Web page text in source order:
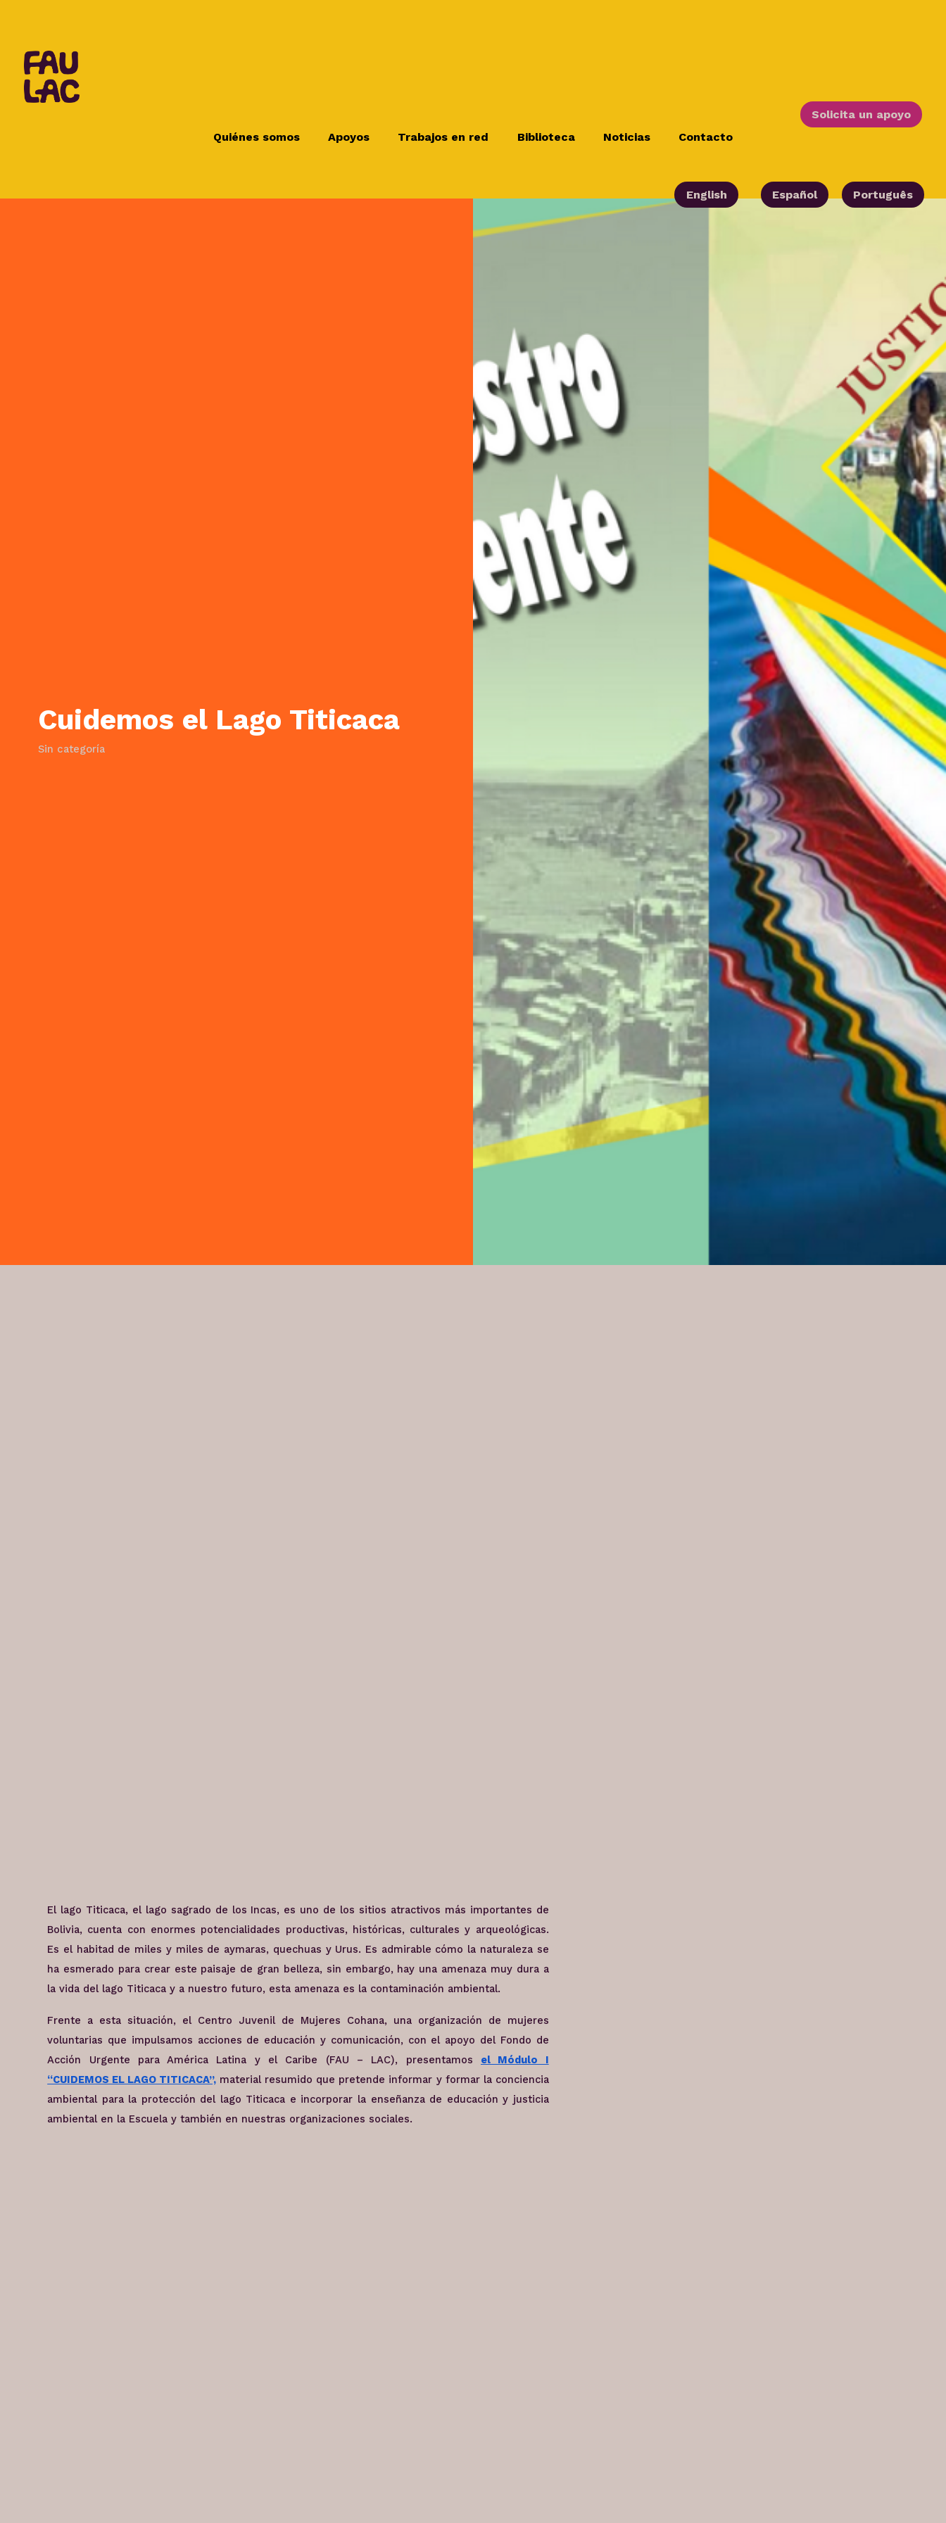
Quiénes somos Apoyos Trabajos en red Biblioteca Noticias Contacto
Solicita un apoyo
English Español Português
Cuidemos el Lago Titicaca
Sin categoría
El lago Titicaca, el lago sagrado de los Incas, es uno de los sitios atractivos más importantes de
Bolivia, cuenta con enormes potencialidades productivas, históricas, culturales y arqueológicas.
Es el habitad de miles y miles de aymaras, quechuas y Urus. Es admirable cómo la naturaleza se
ha esmerado para crear este paisaje de gran belleza, sin embargo, hay una amenaza muy dura a
la vida del lago Titicaca y a nuestro futuro, esta amenaza es la contaminación ambiental.
Frente a esta situación, el Centro Juvenil de Mujeres Cohana, una organización de mujeres
voluntarias que impulsamos acciones de educación y comunicación, con el apoyo del Fondo de
Acción Urgente para América Latina y el Caribe (FAU – LAC), presentamos el Módulo I
“CUIDEMOS EL LAGO TITICACA”, material resumido que pretende informar y formar la conciencia
ambiental para la protección del lago Titicaca e incorporar la enseñanza de educación y justicia
ambiental en la Escuela y también en nuestras organizaciones sociales.